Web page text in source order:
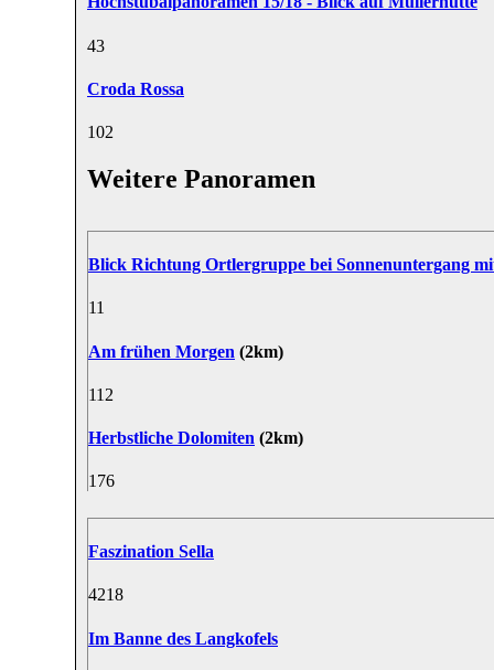
43
Croda Rossa
102
Weitere Panoramen
Blick Richtung Ortlergruppe bei Sonnenuntergang
11
Am frühen Morgen (2km)
11 2
Herbstliche Dolomiten (2km)
176
Faszination Sella
4218
Im Banne des Langkofels